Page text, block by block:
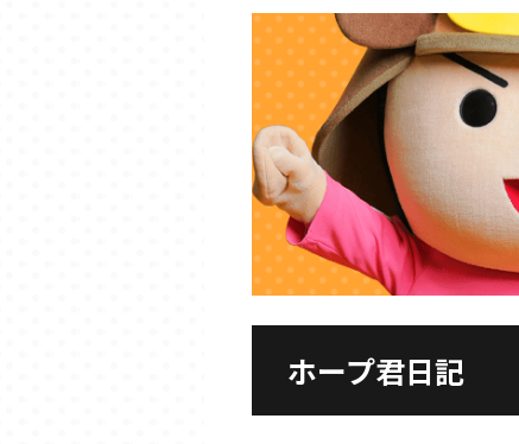
ホープ君日記